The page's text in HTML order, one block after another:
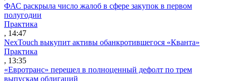
ФАС раскрыла число жалоб в сфере закупок в первом
полугодии
Практика
, 14:47
NexTouch выкупит активы обанкротившегося «Кванта»
Практика
, 13:35
«Евротранс» перешел в полноценный дефолт по трем
выпускам облигаций